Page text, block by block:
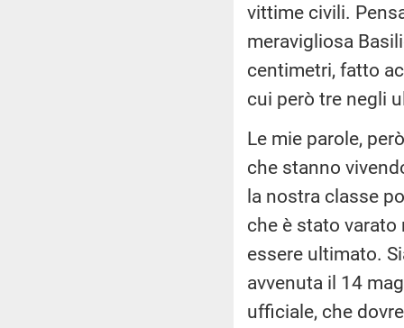
vittime civili.
meravigliosa
centimetri, fatto
cui però tre negli
Le mie parole,
che stanno
la nostra classe
che è stato varato
essere ultimato.
avvenuta il 14
ufficiale, che